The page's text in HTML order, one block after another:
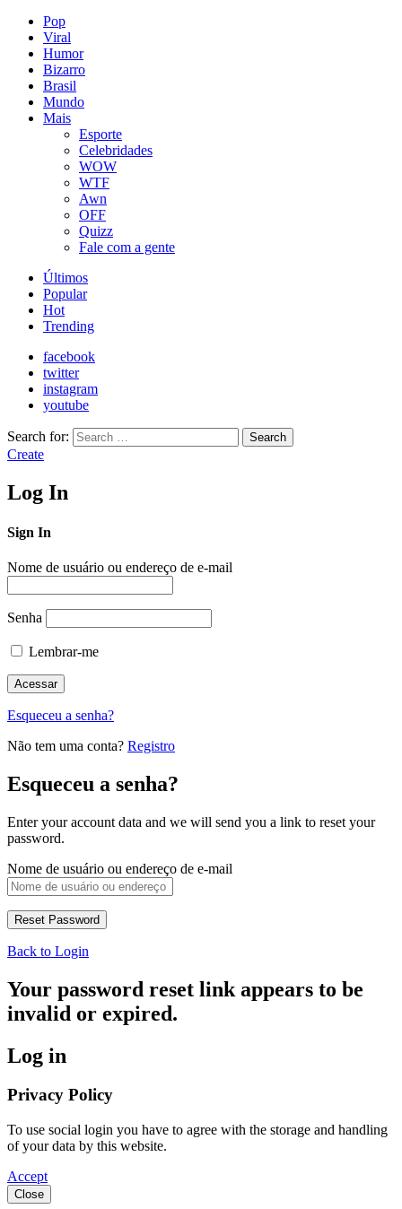
Pop
Viral
Humor
Bizarro
Brasil
Mundo
Mais
Esporte
Celebridades
WOW
WTF
Awn
OFF
Quizz
Fale com a gente
Últimos
Popular
Hot
Trending
facebook
twitter
instagram
youtube
Search for: Search
Create
Log In
Sign In
Nome de usuário ou endereço de e-mail
Senha
Lembrar-me
Esqueceu a senha?
Não tem uma conta? Registro
Esqueceu a senha?
Enter your account data and we will send you a link to reset your
password.
Nome de usuário ou endereço de e-mail
Back to Login
Your password reset link appears to be
invalid or expired.
Log in
Privacy Policy
To use social login you have to agree with the storage and handling
of your data by this website.
Accept
Close